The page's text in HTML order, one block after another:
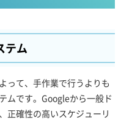
テム
って、手作業で行うよりも
ムです。Googleから一般ド
正確性の高いスケジューリ